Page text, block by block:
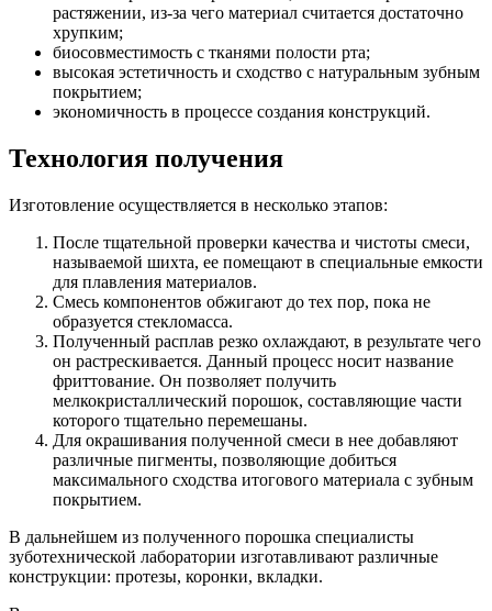
растяжении, из-за чего материал считается достаточно
хрупким;
биосовместимость с тканями полости рта;
высокая эстетичность и сходство с натуральным зубным
покрытием;
экономичность в процессе создания конструкций.
Технология получения
Изготовление осуществляется в несколько этапов:
После тщательной проверки качества и чистоты смеси,
называемой шихта, ее помещают в специальные емкости
для плавления материалов.
Смесь компонентов обжигают до тех пор, пока не
образуется стекломасса.
Полученный расплав резко охлаждают, в результате чего
он растрескивается. Данный процесс носит название
фриттование. Он позволяет получить
мелкокристаллический порошок, составляющие части
которого тщательно перемешаны.
Для окрашивания полученной смеси в нее добавляют
различные пигменты, позволяющие добиться
максимального сходства итогового материала с зубным
покрытием.
В дальнейшем из полученного порошка специалисты
зуботехнической лаборатории изготавливают различные
конструкции: протезы, коронки, вкладки.